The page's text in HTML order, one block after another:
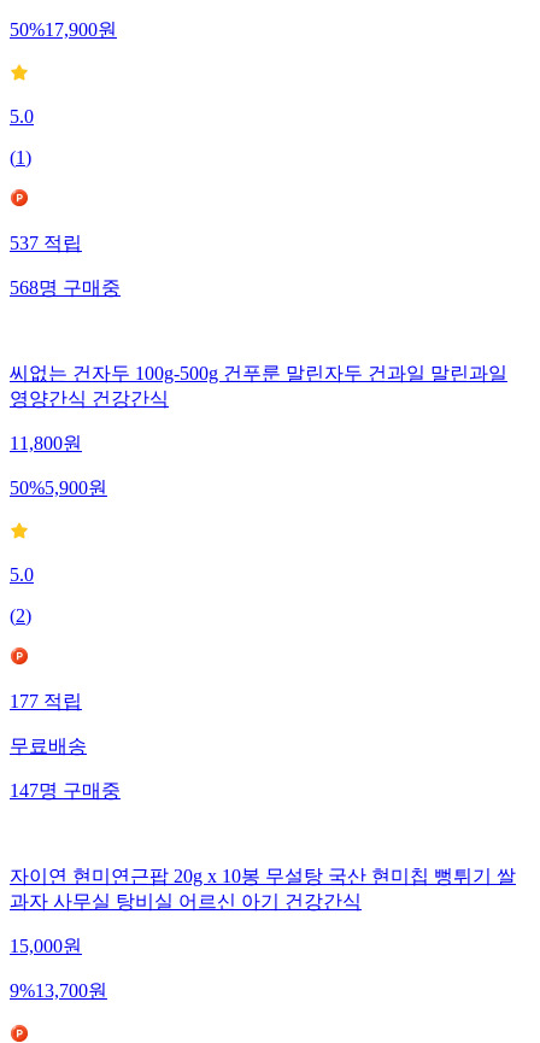
50%17,900원
5.0
(1)
537적립
568명구매중
씨없는 건자두 100g-500g 건푸룬 말린자두 건과일 말린과일
영양간식 건강간식
11,800원
50%5,900원
5.0
(2)
177적립
무료배송
147명구매중
자이연 현미연근팝 20g x 10봉 무설탕 국산 현미칩 뻥튀기 쌀
과자 사무실 탕비실 어르신 아기 건강간식
15,000원
9%13,700원